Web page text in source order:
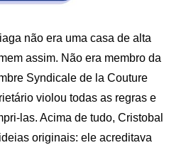
não era uma casa de alta
assim. Não era membro da
Syndicale de la Couture
violou todas as regras e
las. Acima de tudo, Cristobal
originais: ele acreditava